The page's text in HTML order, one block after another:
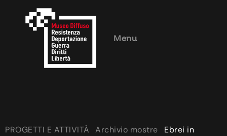
Menu
PROGETTI E ATTIVITÀ
Archivio mostre
Ebrei in